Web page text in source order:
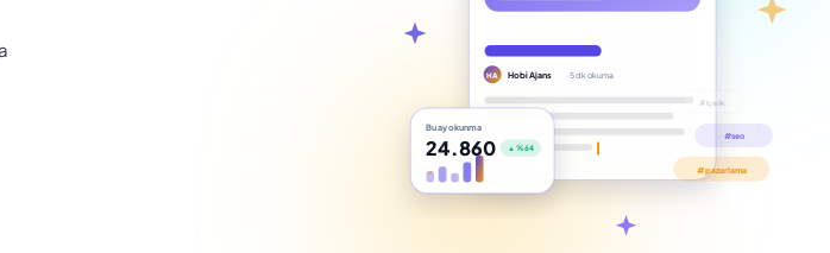
HA Hobi Ajans · 5 dk okuma
Bu ay okunma
24.860 ▲ %64